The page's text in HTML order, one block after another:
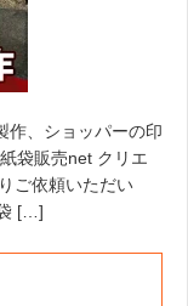
作、ショッパーの印
袋販売net クリエ
ご依頼いただい
[…]